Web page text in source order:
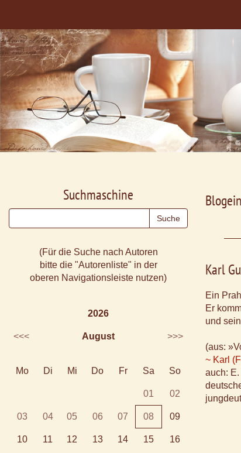
Karl
Ein
Er
und
(aus:
~ Karl
auch:
Suchmaschine
(Für die Suche nach Autoren
bitte die "Autorenliste" in der
oberen Navigationsleiste nutzen)
2026
<<< August >>>
Mo Di Mi Do Fr Sa So
01 02
03 04 05 06 07 08 09
10 11 12 13 14 15 16